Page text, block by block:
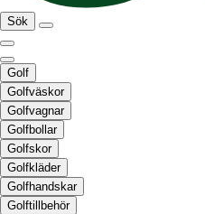
Sök
Golf
Golfväskor
Golfvagnar
Golfbollar
Golfskor
Golfkläder
Golfhandskar
Golftillbehör